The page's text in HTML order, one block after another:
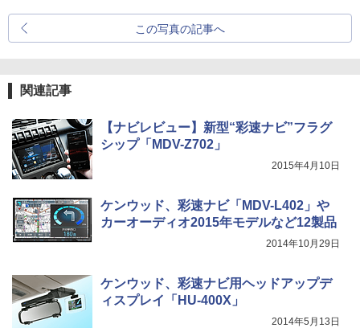
この写真の記事へ
関連記事
【ナビレビュー】新型“彩速ナビ”フラグ
シップ「MDV-Z702」
2015年4月10日
ケンウッド、彩速ナビ「MDV-L402」や
カーオーディオ2015年モデルなど12製品
2014年10月29日
ケンウッド、彩速ナビ用ヘッドアップデ
ィスプレイ「HU-400X」
2014年5月13日